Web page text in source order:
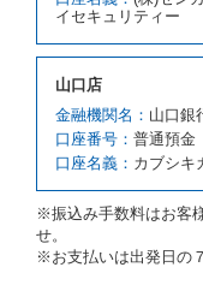
４項の予約の取
予約申込金を
原因が、当社の
第５項の予約の
の予約申込金を
第６条（免責）
が締結されな
とします。
イセキュリティー
山口店
金融機関名： 山口銀
口座番号： 普通預
口座名義： カブシキ
※振込み手数料はお客
せ。
※お支払いは出発日の